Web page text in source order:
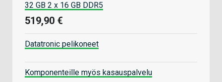
32 GB 2 x 16 GB DDR5
519,90 €
Datatronic pelikoneet
Komponenteille myös kasauspalvelu